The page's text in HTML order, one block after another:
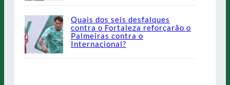
Quais dos seis desfalques
contra o Fortaleza reforçarão o
Palmeiras contra o
Internacional?